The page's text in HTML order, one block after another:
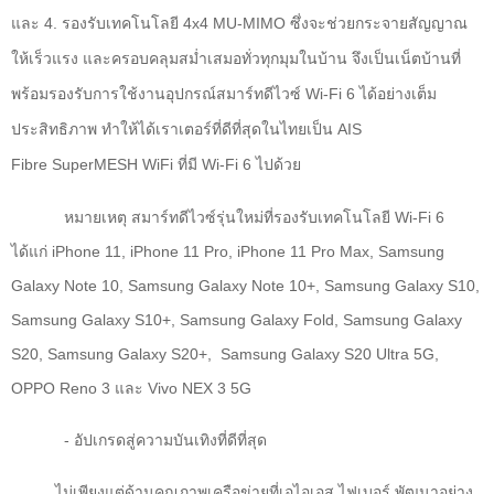
และ 4. รองรับเทคโนโลยี 4x4 MU-MIMO ซึ่งจะช่วยกระจายสัญญาณ
ให้เร็วแรง และครอบคลุมสม่ำเสมอทั่วทุกมุมในบ้าน จึงเป็นเน็ตบ้านที่
พร้อมรองรับการใช้งานอุปกรณ์สมาร์ทดีไวซ์ Wi-Fi 6 ได้อย่างเต็ม
ประสิทธิภาพ ทำให้ได้เราเตอร์ที่ดีที่สุดในไทยเป็น AIS
Fibre SuperMESH WiFi ที่มี Wi-Fi 6 ไปด้วย
หมายเหตุ สมาร์ทดีไวซ์รุ่นใหม่ที่รองรับเทคโนโลยี Wi-Fi 6
ได้แก่ iPhone 11 , iPhone 11 Pro, iPhone 11 Pro Max, Samsung
Galaxy Note 10 , Samsung Galaxy Note 10+ , Samsung Galaxy S10
Samsung Galaxy S10+ , Samsung Galaxy Fold, Samsung Galaxy
S20 , Samsung Galaxy S20+ Samsung Galaxy S20 Ultra 5G,
OPPO Reno 3 และ Vivo NEX 3 5G
- อัปเกรดสู่ความบันเทิงที่ดีที่สุด